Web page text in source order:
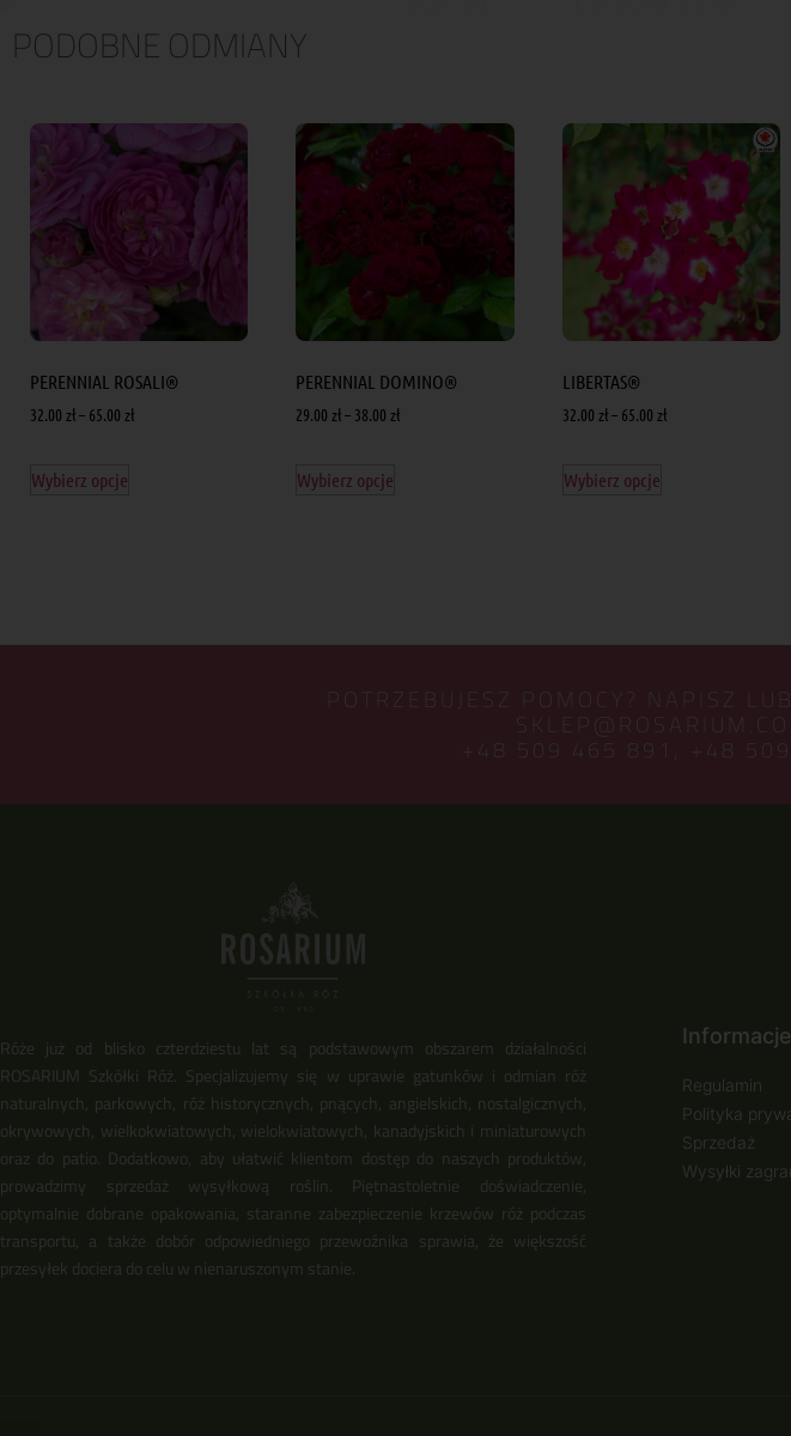
PODOBNE ODMIANY
PERENNIAL ROSALI®
32.00 zł– 65.00 zł
Wybierz opcje
PERENNIAL DOMINO®
29.00 zł– 38.00 zł
Wybierz opcje
LIBERTAS®
32.00 zł– 65.00 zł
Wybierz opcje
POTRZEBUJESZ POMOCY? NAPISZ
+48 509 465 891, +48
Róże już od blisko czterdziestu lat są podstawowym obszarem działalności
ROSARIUM Szkółki Róż. Specjalizujemy się w uprawie gatunków i odmian róż
naturalnych, parkowych, róż historycznych, pnących, angielskich, nostalgicznych,
okrywowych, wielkokwiatowych, wielokwiatowych, kanadyjskich i miniaturowych
oraz do patio. Dodatkowo, aby ułatwić klientom dostęp do naszych produktów,
prowadzimy sprzedaż wysyłkową roślin. Piętnastoletnie doświadczenie,
optymalnie dobrane opakowania, staranne zabezpieczenie krzewów róż podczas
transportu, a także dobór odpowiedniego przewoźnika sprawia, że większość
przesyłek dociera do celu w nienaruszonym stanie.
Informacje
Regulamin
Polityka
Sprzedaż
Wysyłki